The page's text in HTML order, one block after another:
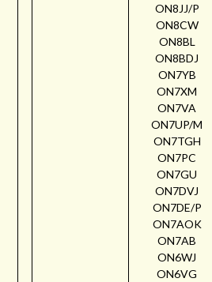
ON8JJ/P
ON8CW
ON8BL
ON8BDJ
ON7YB
ON7XM
ON7VA
ON7UP/M
ON7TGH
ON7PC
ON7GU
ON7DVJ
ON7DE/P
ON7AOK
ON7AB
ON6WJ
ON6VG